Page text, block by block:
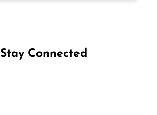
Stay Connected